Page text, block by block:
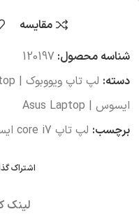
مقایسه
شناسه محصول: 120197
دسته: لپ تاپ ویووبوک | Asus vivobook laptop
ایسوس | Asus Laptop
برچسب: لپ تاپ core i7 ایسوس
اشتراک
لینک